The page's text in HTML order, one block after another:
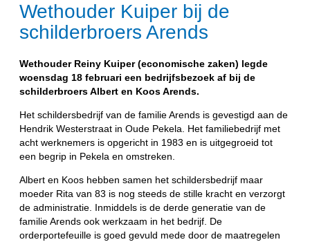
Wethouder Kuiper bij de
schilderbroers Arends
Wethouder Reiny Kuiper (economische zaken) legde
woensdag 18 februari een bedrijfsbezoek af bij de
schilderbroers Albert en Koos Arends.
Het schildersbedrijf van de familie Arends is gevestigd aan de
Hendrik Westerstraat in Oude Pekela. Het familiebedrijf met
acht werknemers is opgericht in 1983 en is uitgegroeid tot
een begrip in Pekela en omstreken.
Albert en Koos hebben samen het schildersbedrijf maar
moeder Rita van 83 is nog steeds de stille kracht en verzorgt
de administratie. Inmiddels is de derde generatie van de
familie Arends ook werkzaam in het bedrijf. De
orderportefeuille is goed gevuld mede door de maatregelen